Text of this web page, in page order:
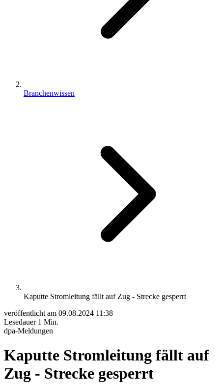
Branchenwissen
Kaputte Stromleitung fällt auf Zug - Strecke gesperrt
veröffentlicht am 09.08.2024 11:38
Lesedauer 1 Min.
dpa-Meldungen
Kaputte Stromleitung fällt auf
Zug - Strecke gesperrt